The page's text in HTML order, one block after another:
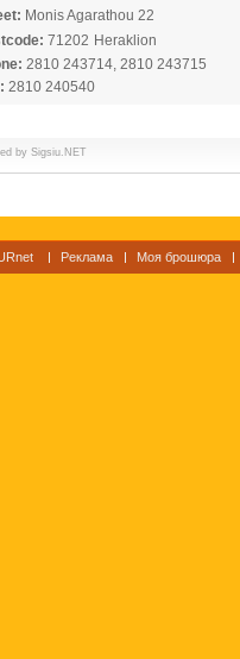
Monis Agarathou 22
71202 Heraklion
2810 243714, 2810 243715
2810 240540
by Sigsiu.NET
Реклама Моя брошюра